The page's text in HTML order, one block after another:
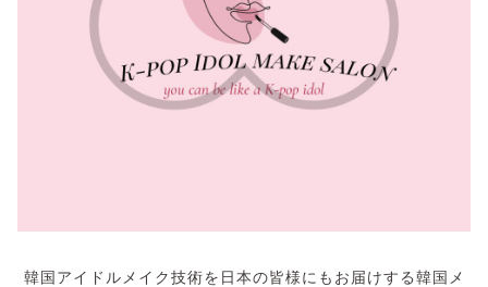
韓国アイドルメイク技術を日本の皆様にもお届けする韓国メ